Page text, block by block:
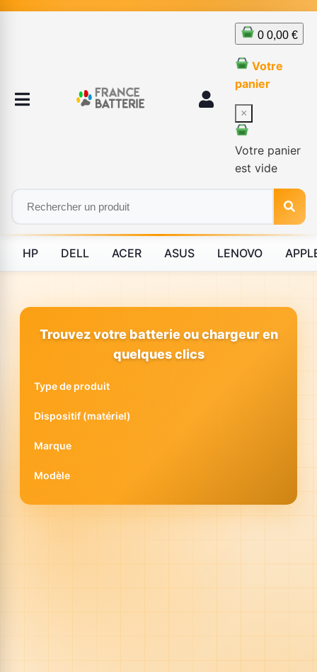
0 0,00 €
Votre
panier
×
Votre panier
est vide
HP DELL ACER ASUS LENOVO
Trouvez votre batterie ou chargeur en
quelques clics
Type de produit
Dispositif (matériel)
Marque
Modèle